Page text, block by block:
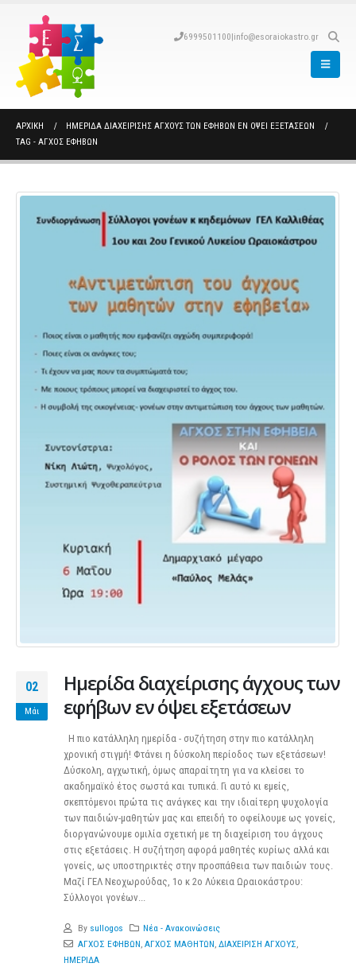
6999501100|info@esoraiokastro.gr
ΑΡΧΙΚΉ
ΗΜΕΡΊΔΑ ΔΙΑΧΕΊΡΙΣΗΣ ΆΓΧΟΥΣ ΤΩΝ ΕΦΉΒΩΝ ΕΝ ΌΨΕΙ ΕΞΕΤΆΣΕΩΝ
TAG - ΑΓΧΟΣ ΕΦΗΒΩΝ
02
Μάι
Ημερίδα διαχείρισης άγχους των
εφήβων εν όψει εξετάσεων
Η πιο κατάλληλη ημερίδα - συζήτηση στην πιο κατάλληλη
χρονική στιγμή! Φτάνει η δύσκολη περίοδος των εξετάσεων!
Δύσκολη, αγχωτική, όμως απαραίτητη για να κλείσει το
ακαδημαϊκό έτος σωστά και τυπικά. Γι αυτό κι εμείς,
σκεπτόμενοι πρώτα τις ανάγκες και την ιδιαίτερη ψυχολογία
των παιδιών-μαθητών μας και επειδή το οφείλουμε ως γονείς,
διοργανώνουμε ομιλία σχετική με τη διαχείριση του άγχους
στις εξετάσεις. Η συζήτηση αφορά μαθητές κυρίως αλλά και
γονείς, ως υποστηρικτές στην προσπάθεια των παιδιών τους.
Μαζί ΓΕΛ Νεοχωρούδας, 1ο κ 2ο Λύκεια Ωραιοκάστρου:
Σύλλογοι γονέων...
By sullogos
Νέα - Ανακοινώσεις
ΑΓΧΟΣ ΕΦΗΒΩΝ, ΑΓΧΟΣ ΜΑΘΗΤΩΝ, ΔΙΑΧΕΙΡΙΣΗ ΑΓΧΟΥΣ,
ΗΜΕΡΙΔΑ